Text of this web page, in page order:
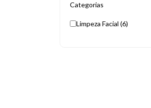
Categorias
Limpeza Facial (6)